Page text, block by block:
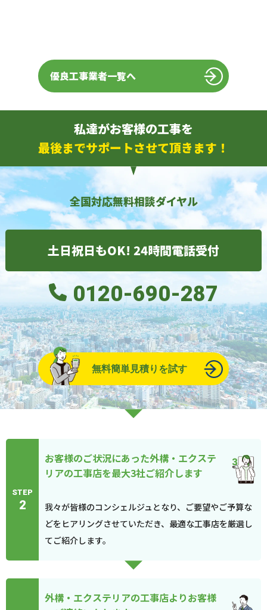
優良工事業者一覧へ
私達がお客様の工事を
最後までサポートさせて頂きます！
全国対応無料相談ダイヤル
土日祝日もOK! 24時間電話受付
0120-690-287
無料簡単見積りを試す
STEP
2
お客様のご状況にあった外構・エクステ
リアの工事店を最大3社ご紹介します
我々が皆様のコンシェルジュとなり、ご要望やご予算な
どをヒアリングさせていただき、最適な工事店を厳選し
てご紹介します。
外構・エクステリアの工事店よりお客様